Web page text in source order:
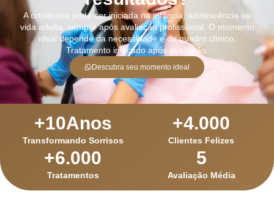
A ortodontia pode ser iniciada na infância, adolescência ou
vida adulta, sempre após avaliação profissional. O momento
ideal depende da necessidade e do quadro clínico.
Tratamento indicado após avaliação.
Descubra seu momento ideal
Transformando Sorrisos
+10Anos
Clientes Felizes
+4.000
Tratamentos
+6.000
Avaliação Média
5